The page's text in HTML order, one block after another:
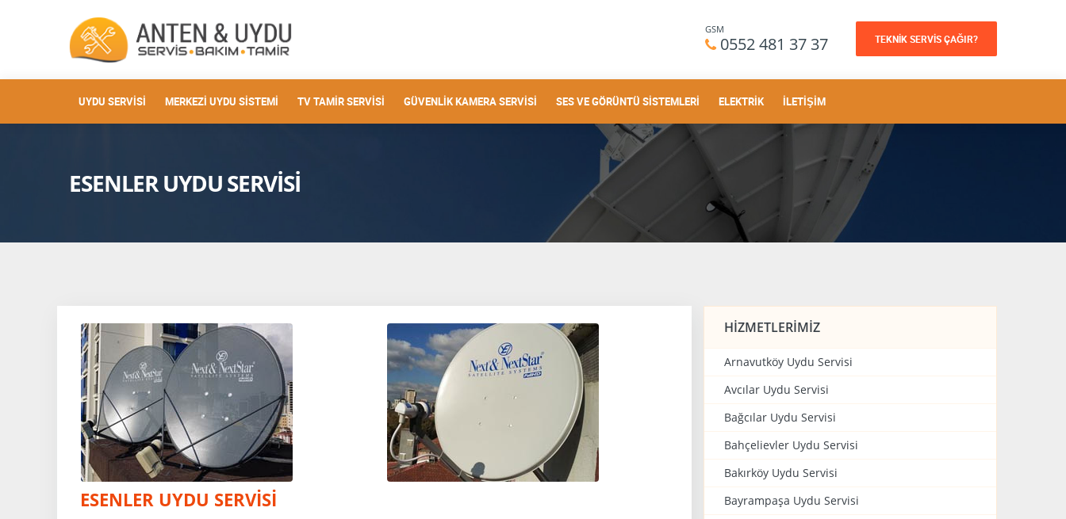
GSM
0552 481 37 37 TEKNİK SERVİS ÇAĞIR?
UYDU SERVISI MERKEZI UYDU SISTEMI TV TAMIR SERVISI GÜVENLIK KAMERA SERVISI SES VE GÖRÜNTÜ SISTEMLERI ELEKTRIK İLETIŞIM
ESENLER UYDU SERVISI
ESENLER UYDU SERVISI
HIZMETLERIMIZ
Arnavutköy Uydu Servisi
Avcılar Uydu Servisi
Bağcılar Uydu Servisi
Bahçelievler Uydu Servisi
Bakırköy Uydu Servisi
Bayrampaşa Uydu Servisi